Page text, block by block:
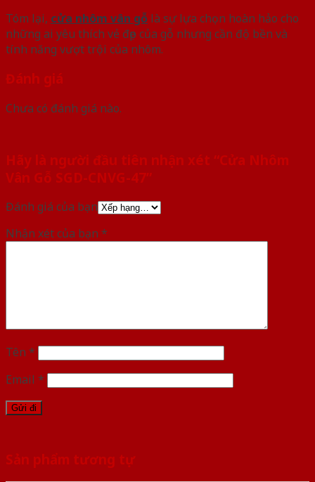
Tóm lại, cửa nhôm vân gỗ là sự lựa chọn hoàn hảo cho
những ai yêu thích vẻ đẹp của gỗ nhưng cần độ bền và
tính năng vượt trội của nhôm.
Đánh giá
Chưa có đánh giá nào.
Hãy là người đầu tiên nhận xét “Cửa Nhôm
Vân Gỗ SGD-CNVG-47”
Đánh giá của bạn
Nhận xét của bạn *
Tên *
Email *
Sản phẩm tương tự